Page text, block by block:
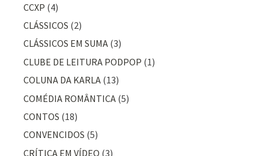
CCXP (4)
CLÁSSICOS (2)
CLÁSSICOS EM SUMA (3)
CLUBE DE LEITURA PODPOP (1)
COLUNA DA KARLA (13)
COMÉDIA ROMÂNTICA (5)
CONTOS (18)
CONVENCIDOS (5)
CRÍTICA EM VÍDEO (3)